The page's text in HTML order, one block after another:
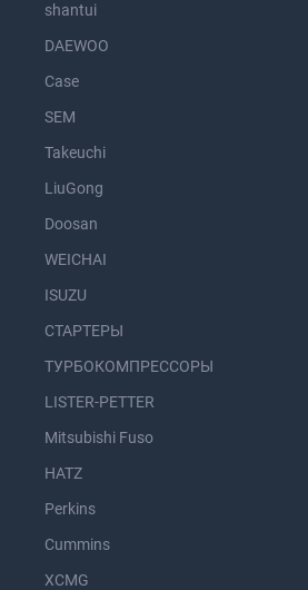
shantui
DAEWOO
Case
SEM
Takeuchi
LiuGong
Doosan
WEICHAI
ISUZU
СТАРТЕРЫ
ТУРБОКОМПРЕССОРЫ
LISTER-PETTER
Mitsubishi Fuso
HATZ
Perkins
Cummins
XCMG